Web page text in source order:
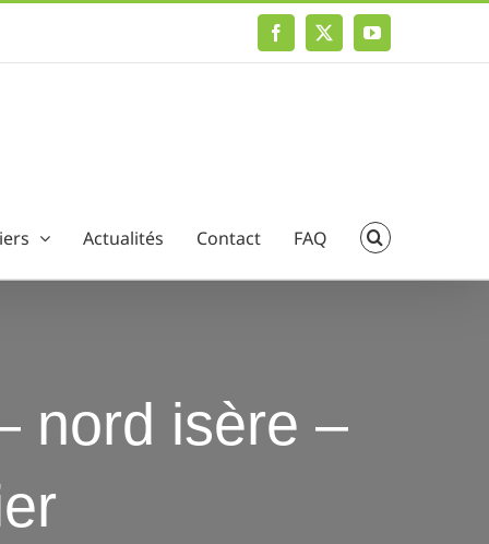
Facebook
X YouTube
Actualités Contact FAQ
nord isère –